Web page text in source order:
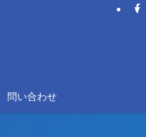
問い合わせ